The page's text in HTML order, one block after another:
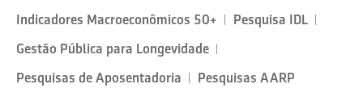
Indicadores Macroeconômicos 50+
Pesquisa IDL
Gestão Pública para Longevidade
Pesquisas de Aposentadoria
Pesquisas AARP